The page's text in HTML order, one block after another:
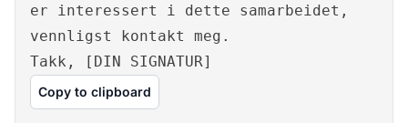
er interessert i dette samarbeidet,
vennligst kontakt meg.
Takk, [DIN SIGNATUR]
Copy to clipboard